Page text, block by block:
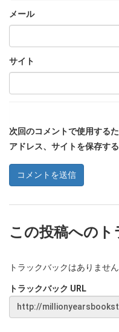
メール
サイト
次回のコメントで使用する
アドレス、サイトを保存する
この投稿へのト
トラックバックはありません
トラックバック URL